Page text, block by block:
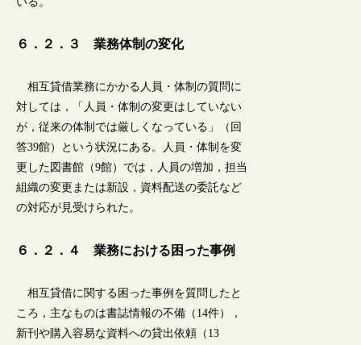
６．２．３ 業務体制の変化
相互貸借業務にかかる人員・体制の質問に
対しては，「人員・体制の変更はしていない
が，従来の体制では厳しくなっている」（回
答39館）という状況にある。人員・体制を変
更した図書館（9館）では，人員の増加，担当
組織の変更または新設，資料配送の委託など
の対応が見受けられた。
６．２．４ 業務における困った事例
相互貸借に関する困った事例を質問したと
ころ，主なものは書誌情報の不備（14件），
新刊や購入容易な資料への貸出依頼（13